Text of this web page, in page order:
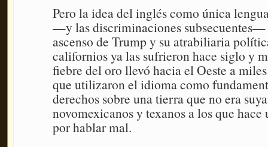
Pero la idea del inglés como única
—y las discriminaciones
ascenso de Trump y su atrabiliaria
californios ya las sufrieron hace siglo y
fiebre del oro llevó hacia el Oeste a
que utilizaron el idioma como
derechos sobre una tierra que no era
novomexicanos y texanos a los que
por hablar mal.